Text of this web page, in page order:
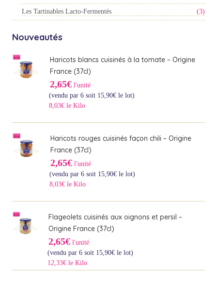
Les Tartinables Lacto-Fermentés (3)
Nouveautés
Haricots blancs cuisinés à la tomate – Origine
France (37cl)
2,65€ l'unité
(vendu par 6 soit 15,90€ le lot)
8,03€ le Kilo
Haricots rouges cuisinés façon chili – Origine
France (37cl)
2,65€ l'unité
(vendu par 6 soit 15,90€ le lot)
8,03€ le Kilo
Flageolets cuisinés aux oignons et persil –
Origine France (37cl)
2,65€ l'unité
(vendu par 6 soit 15,90€ le lot)
12,33€ le Kilo